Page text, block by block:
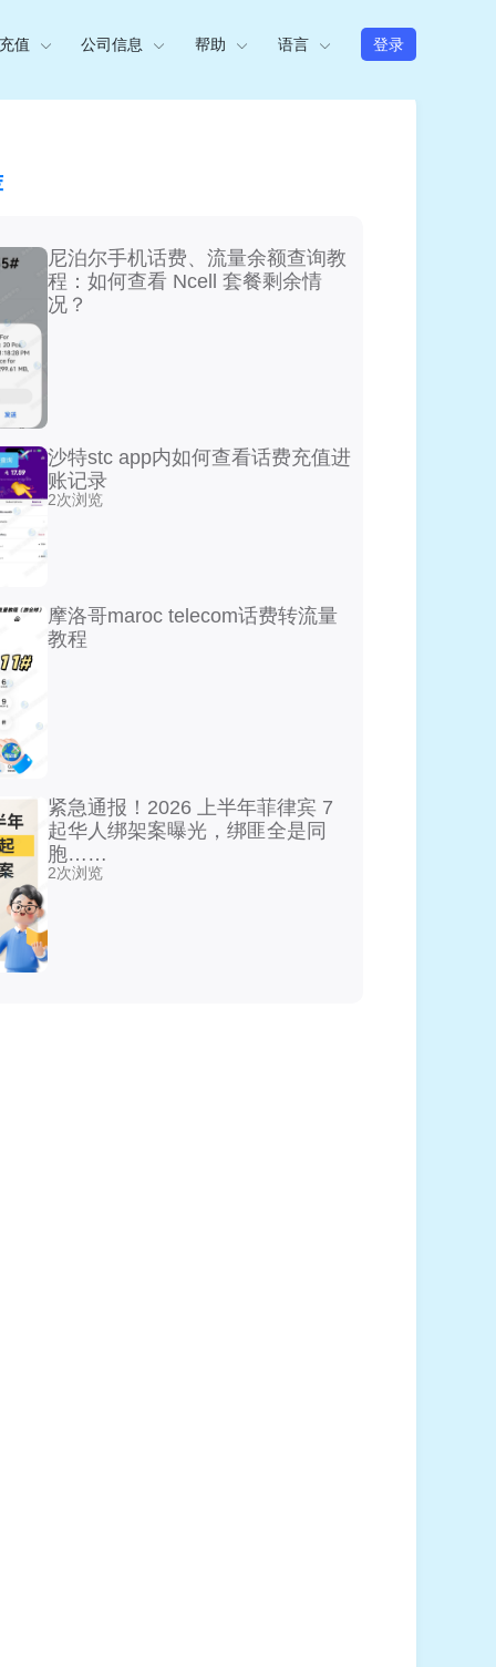
值 公司信息 帮助 语言 登录
尼泊尔手机话费、流量余额查询教
程：如何查看 Ncell 套餐剩余情
况？
沙特stc app内如何查看话费充值进
账记录
2次浏览
摩洛哥maroc telecom话费转流量
教程
紧急通报！2026 上半年菲律宾 7
起华人绑架案曝光，绑匪全是同
胞……
2次浏览